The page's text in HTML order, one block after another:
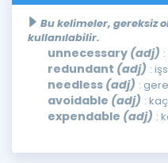
Bu kelimeler, gereksiz
kullanılabilir.
unnecessary (adj)
redundant (adj) :
needless (adj) :
avoidable (adj) :
expendable (adj) :